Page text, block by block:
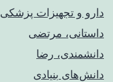
دارو و تجهیزات پزشکی
داستانی، مرتضی
دانشمندی، رضا
دانش‌های بنیادی